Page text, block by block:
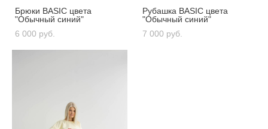
Брюки BASIC цвета
"Обычный синий"
6 000 pуб.
Рубашка BASIC цвета
"Обычный синий"
7 000 pуб.